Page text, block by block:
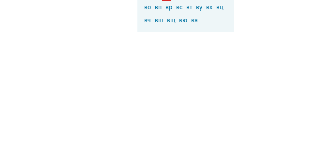
во вп вр вс вт ву вх вц
вч
вш вщ вю вя